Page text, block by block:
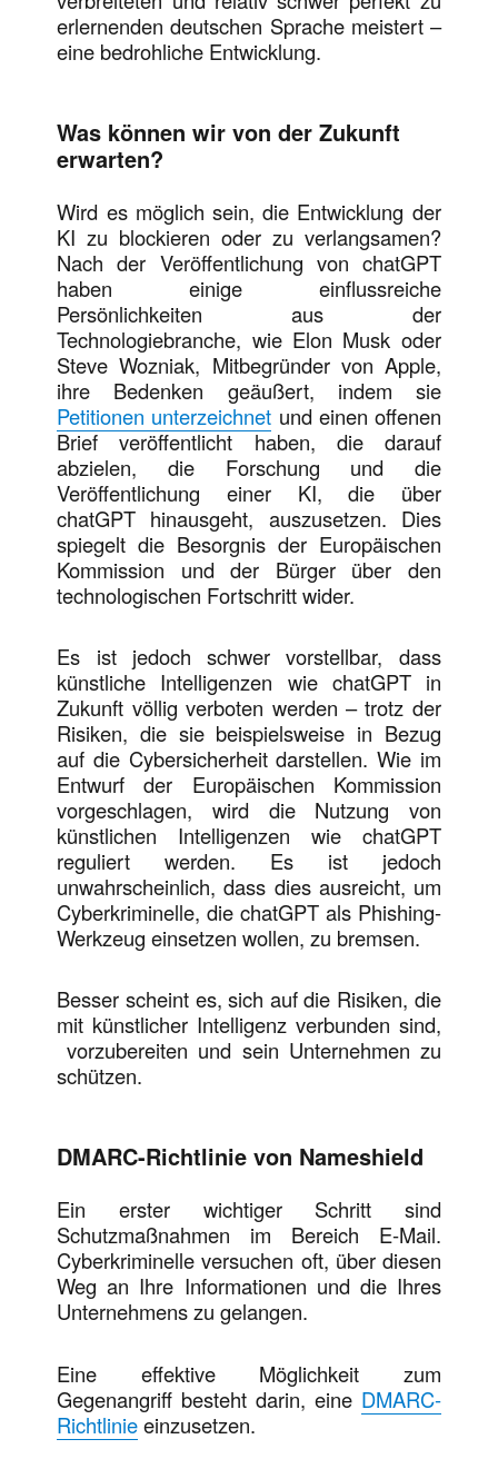
erlernenden deutschen Sprache meistert –
eine bedrohliche Entwicklung.
Was können wir von der Zukunft
erwarten?
Wird es möglich sein, die Entwicklung der
KI zu blockieren oder zu verlangsamen?
Nach der Veröffentlichung von chatGPT
haben einige einflussreiche
Persönlichkeiten aus der
Technologiebranche, wie Elon Musk oder
Steve Wozniak, Mitbegründer von Apple,
ihre Bedenken geäußert, indem sie
Petitionen unterzeichnet und einen offenen
Brief veröffentlicht haben, die darauf
abzielen, die Forschung und die
Veröffentlichung einer KI, die über
chatGPT hinausgeht, auszusetzen. Dies
spiegelt die Besorgnis der Europäischen
Kommission und der Bürger über den
technologischen Fortschritt wider.
Es ist jedoch schwer vorstellbar, dass
künstliche Intelligenzen wie chatGPT in
Zukunft völlig verboten werden – trotz der
Risiken, die sie beispielsweise in Bezug
auf die Cybersicherheit darstellen. Wie im
Entwurf der Europäischen Kommission
vorgeschlagen, wird die Nutzung von
künstlichen Intelligenzen wie chatGPT
reguliert werden. Es ist jedoch
unwahrscheinlich, dass dies ausreicht, um
Cyberkriminelle, die chatGPT als Phishing-
Werkzeug einsetzen wollen, zu bremsen.
Besser scheint es, sich auf die Risiken, die
mit künstlicher Intelligenz verbunden sind,
vorzubereiten und sein Unternehmen zu
schützen.
DMARC-Richtlinie von Nameshield
Ein erster wichtiger Schritt sind
Schutzmaßnahmen im Bereich E-Mail.
Cyberkriminelle versuchen oft, über diesen
Weg an Ihre Informationen und die Ihres
Unternehmens zu gelangen.
Eine effektive Möglichkeit zum
Gegenangriff besteht darin, eine DMARC-
Richtlinieeinzusetzen.